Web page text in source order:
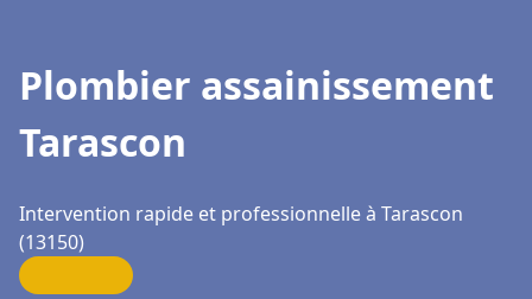
Plombier assainissement
Tarascon
Intervention rapide et professionnelle à Tarascon
(13150)